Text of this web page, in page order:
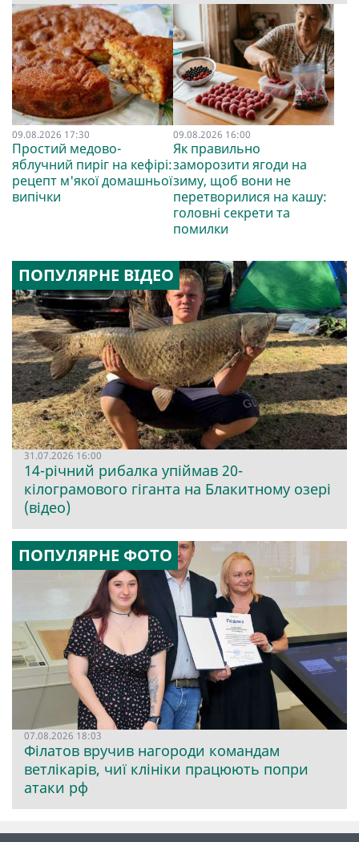
09.08.2026 17:30
Простий медово-
яблучний пиріг на кефірі:
рецепт м'якої домашньої
випічки
09.08.2026 16:00
Як правильно
заморозити ягоди на
зиму, щоб вони не
перетворилися на кашу:
головні секрети та
помилки
ПОПУЛЯРНЕ ВІДЕО
31.07.2026 16:00
14-річний рибалка упіймав 20-
кілограмового гіганта на Блакитному озері
(відео)
ПОПУЛЯРНЕ ФОТО
07.08.2026 18:03
Філатов вручив нагороди командам
ветлікарів, чиї клініки працюють попри
атаки рф